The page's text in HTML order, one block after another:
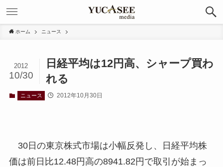
ホーム ニュース
日経平均は12円高、シャープ買わ
れる
2012
10/30
ニュース 2012年10月30日
30日の東京株式市場は小幅反発し、日経平均株
価は前日比12.48円高の8941.82円で取引が始まっ